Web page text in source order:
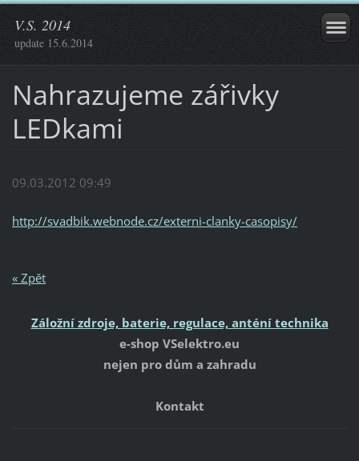
V.S. 2014
update 15.6.2014
Nahrazujeme zářivky
LEDkami
09.03.2012 09:49
http://svadbik.webnode.cz/externi-clanky-casopisy/
« Zpět
Záložní zdroje, baterie, regulace, anténí technika
e-shop VSelektro.eu
nejen pro dům a zahradu
Kontakt